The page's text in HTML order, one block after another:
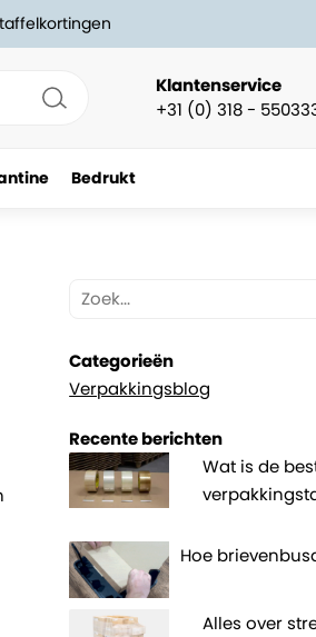
Klantenservice
+31 (0) 318 -
Bedrukt
Categorieën
Verpakkingsblog
Recente berichten
Wat is de
Hoe
Alles over